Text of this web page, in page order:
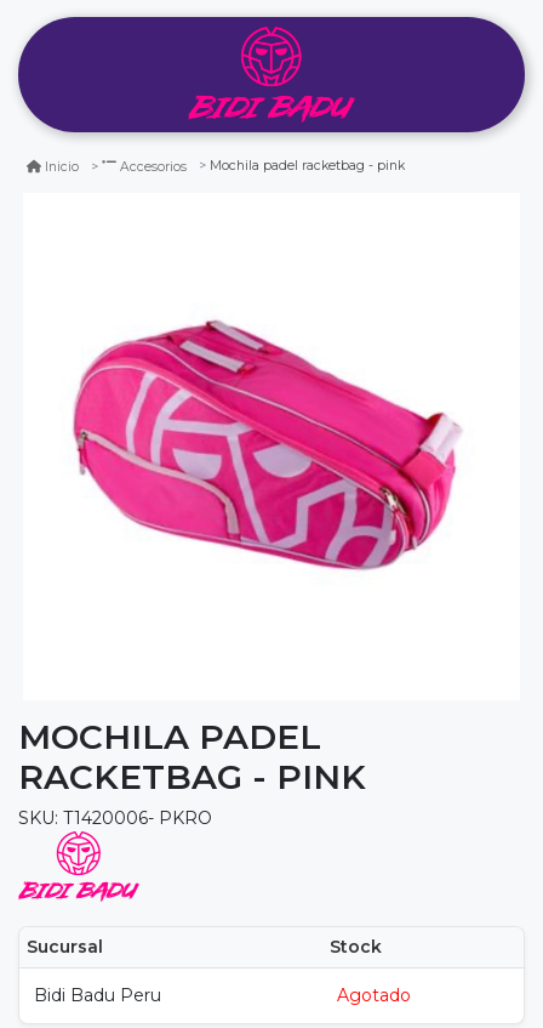
Inicio Accesorios Mochila padel racketbag - pink
MOCHILA PADEL
RACKETBAG - PINK
SKU: T1420006- PKRO
Sucursal Stock
Bidi Badu Peru Agotado